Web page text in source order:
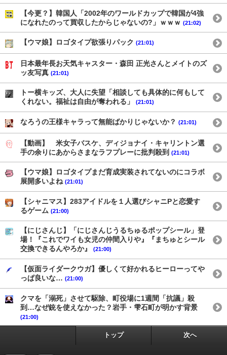
【今更？】韓国人「2002年のワールドカップで韓国が4強
になれたのって買収したからじゃないの?」ｗｗｗ (21:02)
【ウマ娘】ロゴタイプ欲張りパック (21:01)
日本最年長お天気キャスター・森田 正光さんとメイトのズ
ッ友写真 (21:01)
トー横キッズ、大人に失望「相談しても具体的に何もして
くれない。福祉は自由が奪われる」
(21:01)
なろうの王様キャラって無能ばかりじゃないか？ (21:01)
【動画】 米女子バスケ、ディジョナイ・キャリントン選
手の余りにあからさまなラフプレーに批判殺到 (21:01)
【ウマ娘】ロゴタイプまだ育成実装されてないのにコラボ
展開多いよね (21:01)
【シャニマス】283アイドルを１人選びシャニPと恋愛す
るゲーム (21:00)
【にじさんじ】「にじさんじうるちゅるポップシール」登
場！『これでワイも女児の仲間入りや』『まちゅとシール
交換できるんやろか』
(21:00)
【仮面ライダークウガ】優しくて好かれるヒーローってや
っぱ良いな… (21:00)
クマを「溺死」させて駆除、町役場に1週間「抗議」殺
到…なぜ銃を使えなかった？岩手・雫石町が明かす背景
(21:00)
トップ 次へ